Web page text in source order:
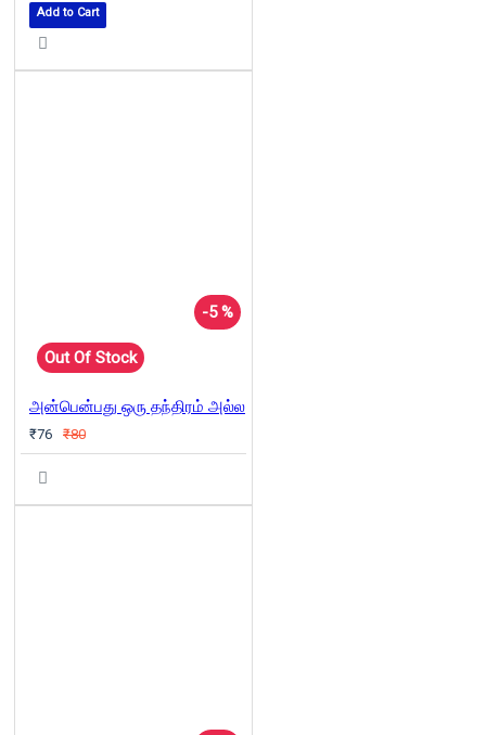
Add to Cart
-5 %
Out Of Stock
அன்பென்பது ஒரு தந்திரம் அல்ல
₹76 ₹80